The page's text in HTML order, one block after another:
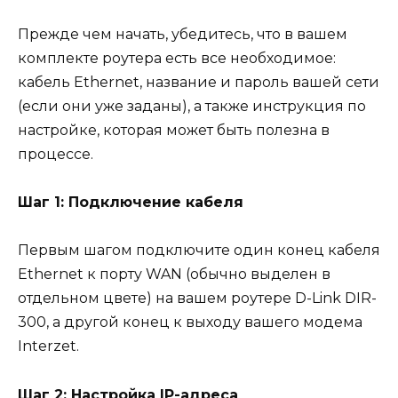
Прежде чем начать, убедитесь, что в вашем
комплекте роутера есть все необходимое:
кабель Ethernet, название и пароль вашей сети
(если они уже заданы), а также инструкция по
настройке, которая может быть полезна в
процессе.
Шаг 1: Подключение кабеля
Первым шагом подключите один конец кабеля
Ethernet к порту WAN (обычно выделен в
отдельном цвете) на вашем роутере D-Link DIR-
300, а другой конец к выходу вашего модема
Interzet.
Шаг 2: Настройка IP-адреса